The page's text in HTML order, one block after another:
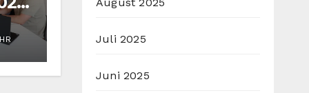
Juli 2025
Juni 2025